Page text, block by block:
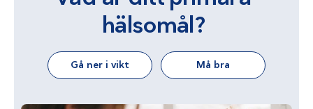
hälsomål?
Gå ner i vikt Må bra